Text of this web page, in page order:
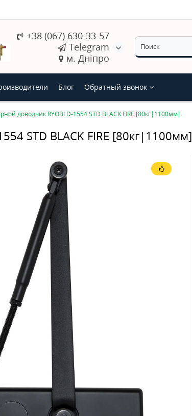
+38 (067) 630-33-57
Telegram
м. Дніпро
Блог Обратный звонок
доводчик RYOBI D-1554 STD BLACK FIRE [80кг|1100мм]
STD BLACK FIRE [80кг|1100мм]